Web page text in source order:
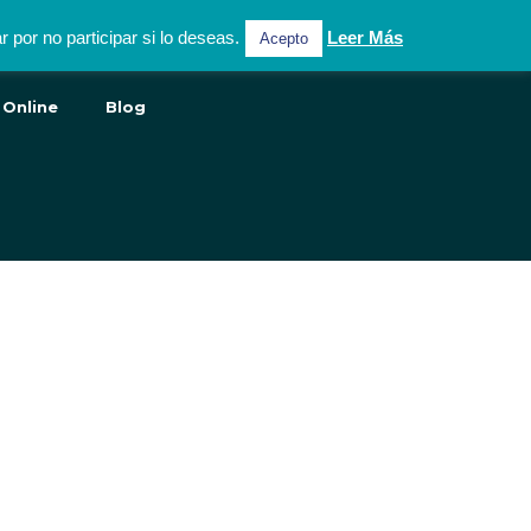
Blog
por no participar si lo deseas. Acepto Leer Más